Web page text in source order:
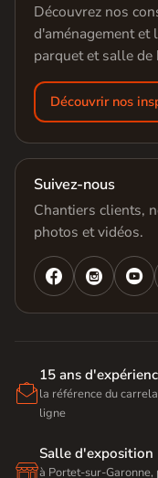
Découvrez nos
d'aménagement et
parquet et salle de
Découvrir nos
Suivez-nous
Chantiers clients,
photos et vidéos.
  

15 ans
la référence du
ligne

Salle d'exposition
à Portet-sur-Garonne,